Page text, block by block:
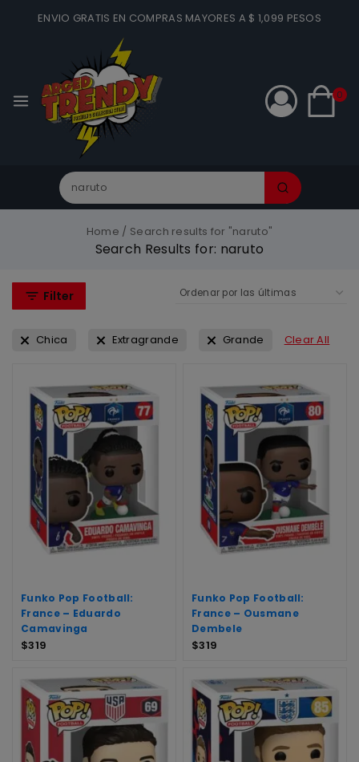
ENVIO GRATIS EN COMPRAS MAYORES A $ 1,099 PESOS
0
Home / Search results for "naruto"
Search Results for: naruto
Filter
Chica Extragrande Grande Clear All
Funko Pop Football:
France – Eduardo
Camavinga
$319
Funko Pop Football:
France – Ousmane
Dembele
$319